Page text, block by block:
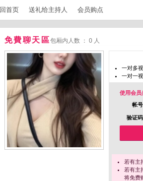
回首页 送礼给主持人 会员购点
免費聊天區包厢内人数 ： 0 人
一对多
一对一
使用会员
帐
验证
若有主
若有主
将免费